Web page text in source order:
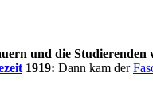
und die
1919: Dann kam der